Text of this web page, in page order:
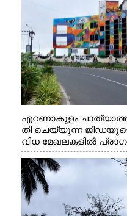
എറണാകുളം
തി ചെയ്യുന്ന ജിഡയുടെ
വിധ മേഖലകളിൽ
സ്ത്രീകളുടെ ചിത്രങ്ങൾ
ചുവരിൽ പതിപ്പിച്ചപ്പോൾ